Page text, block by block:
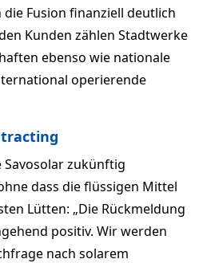
Fusion finanziell deutlich
Kunden zählen Stadtwerke
ebenso wie nationale
operierende
zukünftig
dass die flüssigen Mittel
Lütten: „Die Rückmeldung
positiv. Wir werden
nach solarem